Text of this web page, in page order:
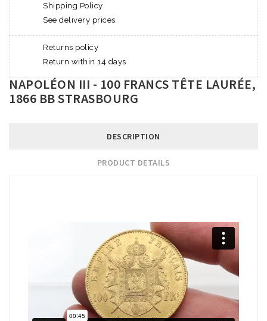
Shipping Policy
See delivery prices
Returns policy
Return within 14 days
NAPOLÉON III - 100 FRANCS TÊTE LAURÉE,
1866 BB STRASBOURG
DESCRIPTION
PRODUCT DETAILS